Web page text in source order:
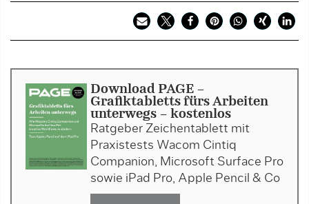
Download PAGE -
Grafiktabletts fürs Arbeiten
unterwegs - kostenlos
Ratgeber Zeichentablett mit
Praxistests Wacom Cintiq
Companion, Microsoft Surface Pro
sowie iPad Pro, Apple Pencil & Co